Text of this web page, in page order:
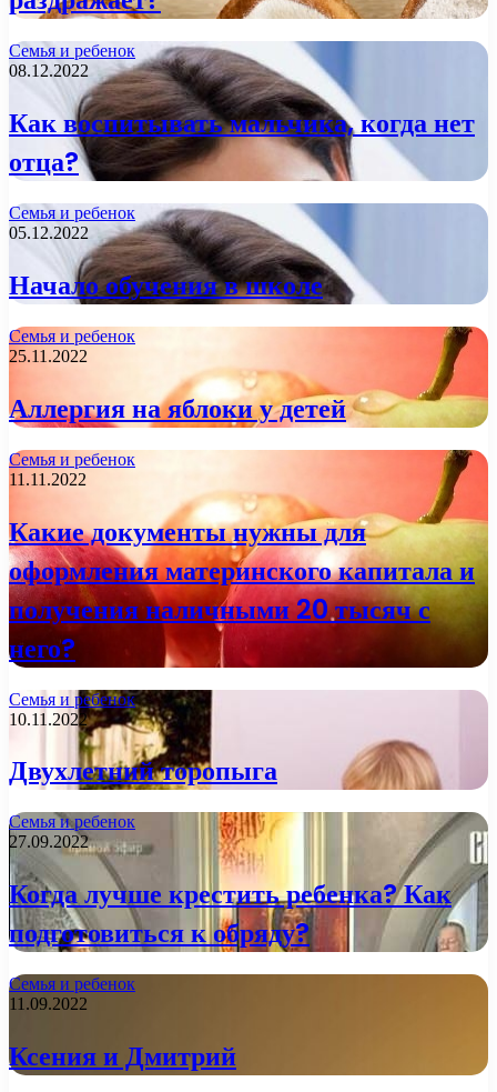
Семья и ребенок
08.12.2022
Как воспитывать мальчика, когда нет
отца?
Семья и ребенок
05.12.2022
Начало обучения в школе
Семья и ребенок
25.11.2022
Аллергия на яблоки у детей
Семья и ребенок
11.11.2022
Какие документы нужны для
оформления материнского капитала и
получения наличными 20 тысяч с
него?
Семья и ребенок
10.11.2022
Двухлетний торопыга
Семья и ребенок
27.09.2022
Когда лучше крестить ребенка? Как
подготовиться к обряду?
Семья и ребенок
11.09.2022
Ксения и Дмитрий